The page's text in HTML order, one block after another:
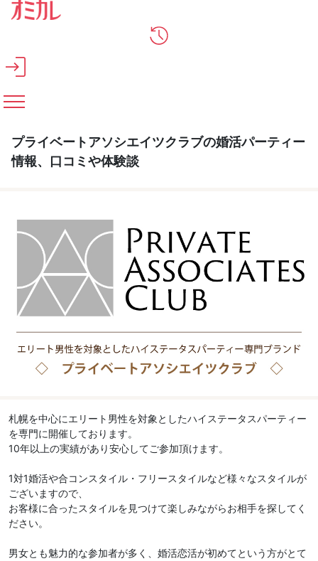
メインコンテンツへスキップ
プライベートアソシエイツクラブの婚活パーティー
情報、口コミや体験談
札幌を中心にエリート男性を対象としたハイステータスパーティー
を専門に開催しております。
10年以上の実績があり安心してご参加頂けます。
1対1婚活や合コンスタイル・フリースタイルなど様々なスタイルが
ございますので、
お客様に合ったスタイルを見つけて楽しみながらお相手を探してく
ださい。
男女とも魅力的な参加者が多く、婚活恋活が初めてという方がとて